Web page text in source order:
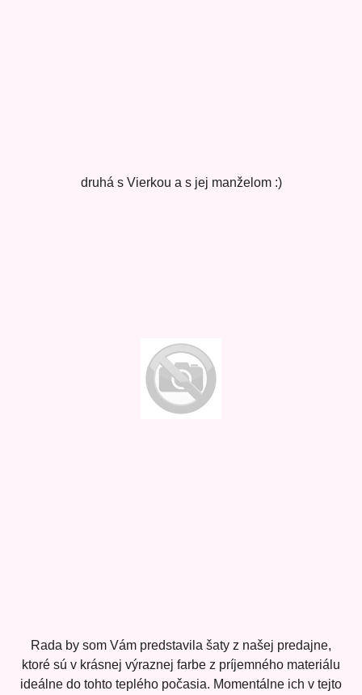
druhá s Vierkou a s jej manželom :)
Rada by som Vám predstavila šaty z našej predajne,
ktoré sú v krásnej výraznej farbe z príjemného materiálu
ideálne do tohto teplého počasia. Momentálne ich v tejto